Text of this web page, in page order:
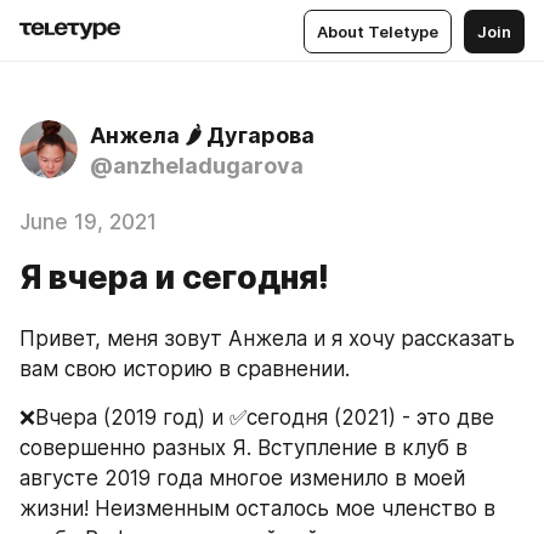
About Teletype Join
Анжела 🌶 Дугарова
@anzheladugarova
June 19, 2021
Я вчера и сегодня!
Привет, меня зовут Анжела и я хочу рассказать
вам свою историю в сравнении.
❌Вчера (2019 год) и ✅сегодня (2021) - это две
совершенно разных Я. Вступление в клуб в
августе 2019 года многое изменило в моей
жизни! Неизменным осталось мое членство в